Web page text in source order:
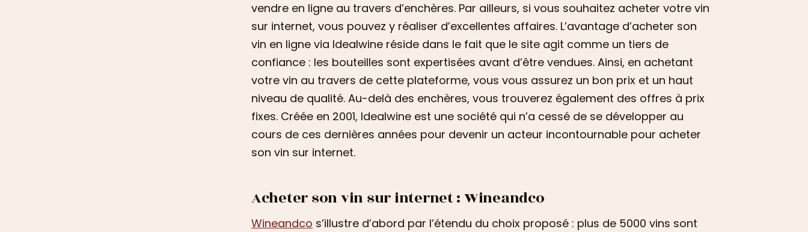
vendre en ligne au travers d’enchères. Par ailleurs, si vous souhaitez acheter votre vin
sur internet, vous pouvez y réaliser d’excellentes affaires. L’avantage d’acheter son
vin en ligne via Idealwine réside dans le fait que le site agit comme un tiers de
confiance : les bouteilles sont expertisées avant d’être vendues. Ainsi, en achetant
votre vin au travers de cette plateforme, vous vous assurez un bon prix et un haut
niveau de qualité. Au-delà des enchères, vous trouverez également des offres à prix
fixes. Créée en 2001, Idealwine est une société qui n’a cessé de se développer au
cours de ces dernières années pour devenir un acteur incontournable pour acheter
son vin sur internet.
Acheter son vin sur internet : Wineandco
Wineandco s’illustre d’abord par l’étendu du choix proposé : plus de 5000 vins sont